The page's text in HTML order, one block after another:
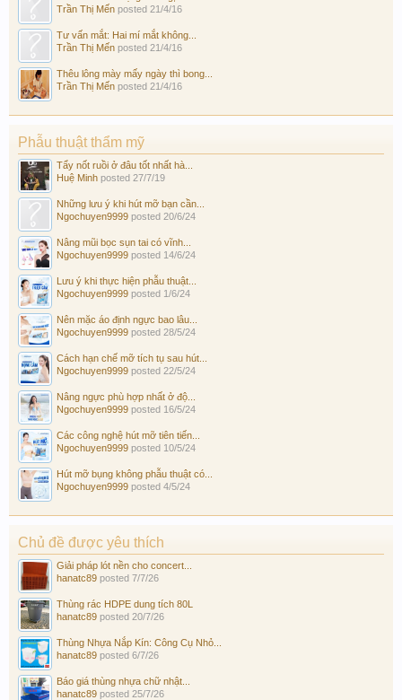
Trần Thị Mến posted 21/4/16
Tư vấn mắt: Hai mí mắt không...
Trần Thị Mến posted 21/4/16
Thêu lông mày mấy ngày thì bong...
Trần Thị Mến posted 21/4/16
Phẫu thuật thẩm mỹ
Tẩy nốt ruồi ở đâu tốt nhất hà...
Huệ Minh posted 27/7/19
Những lưu ý khi hút mỡ bạn cần...
Ngochuyen9999 posted 20/6/24
Nâng mũi bọc sụn tai có vĩnh...
Ngochuyen9999 posted 14/6/24
Lưu ý khi thực hiện phẫu thuật...
Ngochuyen9999 posted 1/6/24
Nên mặc áo định ngực bao lâu...
Ngochuyen9999 posted 28/5/24
Cách hạn chế mỡ tích tụ sau hút...
Ngochuyen9999 posted 22/5/24
Nâng ngực phù hợp nhất ở độ...
Ngochuyen9999 posted 16/5/24
Các công nghệ hút mỡ tiên tiến...
Ngochuyen9999 posted 10/5/24
Hút mỡ bụng không phẫu thuật có...
Ngochuyen9999 posted 4/5/24
Chủ đề được yêu thích
Giải pháp lót nền cho concert...
hanatc89 posted 7/7/26
Thùng rác HDPE dung tích 80L
hanatc89 posted 20/7/26
Thùng Nhựa Nắp Kín: Công Cụ Nhỏ...
hanatc89 posted 6/7/26
Báo giá thùng nhựa chữ nhật...
hanatc89 posted 25/7/26